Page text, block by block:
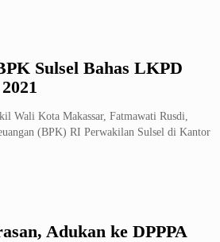
Sulsel Bahas LKPD
Wali Kota Makassar, Fatmawati Rusdi,
(BPK) RI Perwakilan Sulsel di Kantor
Adukan ke DPPPA